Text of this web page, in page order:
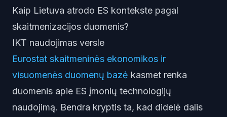
Kaip Lietuva atrodo ES kontekste pagal
skaitmenizacijos duomenis?
IKT naudojimas versle
Eurostat skaitmeninės ekonomikos ir
visuomenės duomenų bazė kasmet renka
duomenis apie ES įmonių technologijų
naudojimą. Bendra kryptis ta, kad didelė dalis